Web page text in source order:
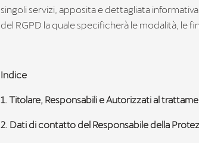
singoli servizi, apposita e dettagliata
del RGPD la quale specificherà le modalità, le
Indice
1. Titolare, Responsabili e Autorizzati al
2. Dati di contatto del Responsabile della